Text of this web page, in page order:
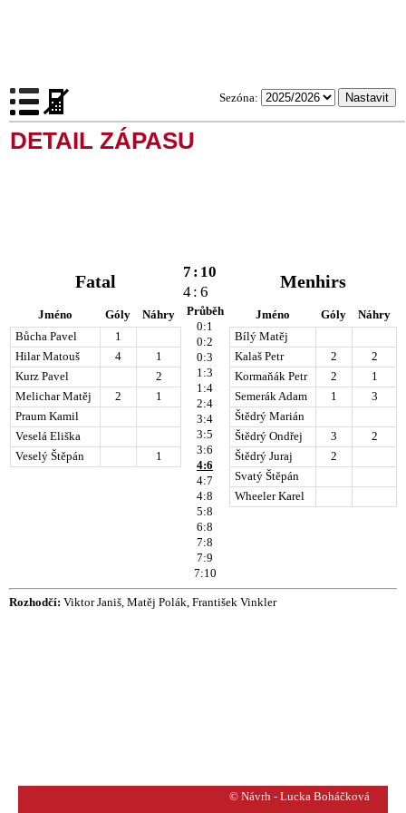
Sezóna:
DETAIL ZÁPASU
Fatal 7 : 10
4: 6
Menhirs
Jméno Góly
Náhry
Bůcha Pavel
1
Hilar Matouš
4
1
Kurz Pavel
2
Melichar Matěj
2
1
Praum Kamil
Veselá Eliška
Veselý Štěpán
1
Průběh
0:1
0:2
0:3
1:3
1:4
2:4
3:4
3:5
3:6
4:6
4:7
4:8
5:8
6:8
7:8
7:9
7:10
Jméno Góly
Náhry
Bílý Matěj
Kalaš Petr
2
2
Kormaňák Petr
2
1
Semerák Adam
1
3
Štědrý Marián
Štědrý Ondřej
3
2
Štědrý Juraj
2
Svatý Štěpán
Wheeler Karel
Rozhodčí: Viktor Janiš, Matěj Polák, František Vinkler
© Návrh - Lucka Boháčková